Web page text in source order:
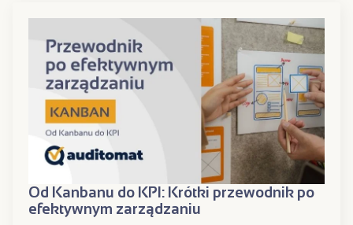
Od Kanbanu do KPI: Krótki przewodnik po
efektywnym zarządzaniu